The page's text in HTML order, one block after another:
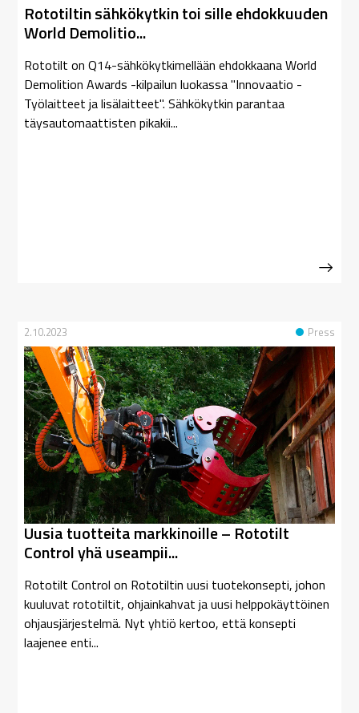
Rototiltin sähkökytkin toi sille ehdokkuuden
World Demolitio...
Rototilt on Q14-sähkökytkimellään ehdokkaana World
Demolition Awards -kilpailun luokassa "Innovaatio -
Työlaitteet ja lisälaitteet". Sähkökytkin parantaa
täysautomaattisten pikakii...
Press
2.10.2023
Uusia tuotteita markkinoille – Rototilt
Control yhä useampii...
Rototilt Control on Rototiltin uusi tuotekonsepti, johon
kuuluvat rototiltit, ohjainkahvat ja uusi helppokäyttöinen
ohjausjärjestelmä. Nyt yhtiö kertoo, että konsepti
laajenee enti...